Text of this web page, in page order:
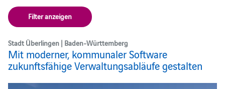
Filter anzeigen
Stadt Überlingen | Baden-Württemberg
Mit moderner, kommunaler Software
zukunftsfähige Verwaltungsabläufe gestalten